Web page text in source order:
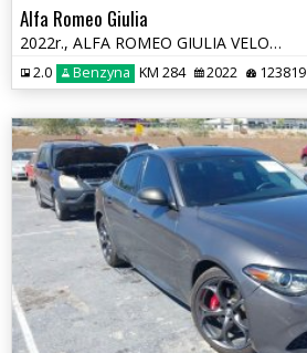
Alfa Romeo Giulia
2022r., ALFA ROMEO GIULIA VELOCE TI RWD, 2L, od ubezpieczalni
2.0 Benzyna KM 284 2022 123819